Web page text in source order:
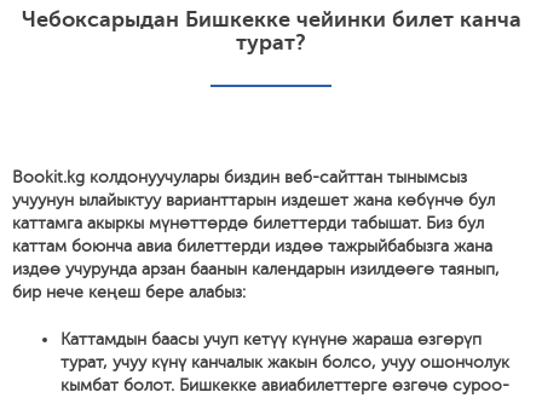
Чебоксарыдан Бишкекке чейинки билет канча
турат?
Bookit.kg колдонуучулары биздин веб-сайттан тынымсыз
учуунун ылайыктуу варианттарын издешет жана көбүнчө бул
каттамга акыркы мүнөттөрдө билеттерди табышат. Биз бул
каттам боюнча авиа билеттерди издөө тажрыйбабызга жана
издөө учурунда арзан баанын календарын изилдөөгө таянып,
бир нече кеңеш бере алабыз:
Каттамдын баасы учуп кетүү күнүнө жараша өзгөрүп
турат, учуу күнү канчалык жакын болсо, учуу ошончолук
кымбат болот. Бишкекке авиабилеттерге өзгөчө суроо-